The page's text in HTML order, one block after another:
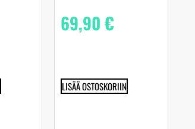
69,90€
LISÄÄ OSTOSKORIIN